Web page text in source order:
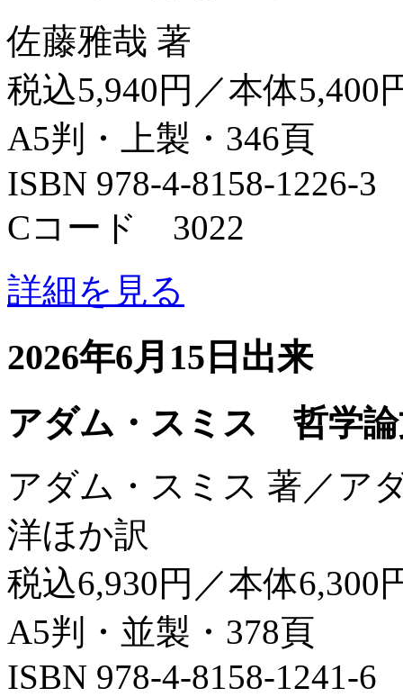
佐藤雅哉 著
税込5,940円／本体5,400
A5判・上製・346頁
ISBN 978-4-8158-1226-3
Cコード 3022
詳細を見る
2026年6月15日出来
アダム・スミス 哲学論
アダム・スミス 著／ア
洋ほか訳
税込6,930円／本体6,300
A5判・並製・378頁
ISBN 978-4-8158-1241-6